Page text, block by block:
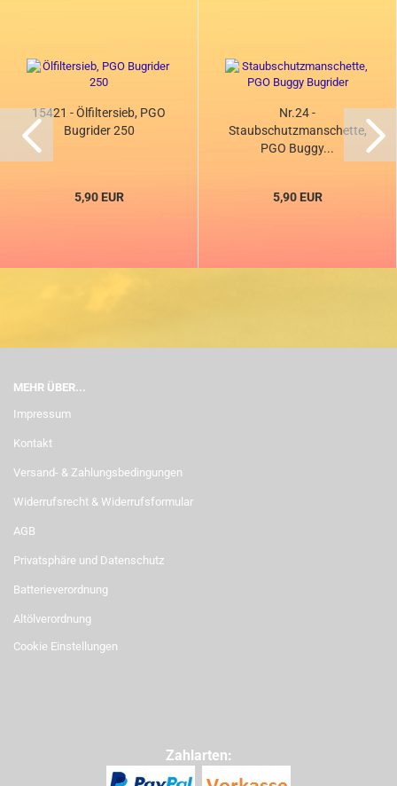
15421 - Ölfiltersieb, PGO
Bugrider 250
5,90 EUR
Nr.24 -
Staubschutzmanschette,
PGO Buggy...
5,90 EUR
MEHR ÜBER...
Impressum
Kontakt
Versand- & Zahlungsbedingungen
Widerrufsrecht & Widerrufsformular
AGB
Privatsphäre und Datenschutz
Batterieverordnung
Altölverordnung
Cookie Einstellungen
Zahlarten: